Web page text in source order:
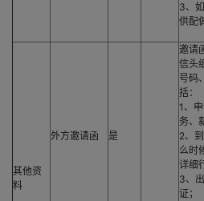
3、
供配
其他资
料
外方邀请函 是
邀请
信头
号码
括：
1、
务、
2、
么时
详细
3、
证；